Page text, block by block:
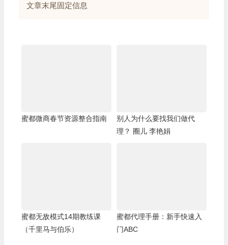
文章末尾固定信息
蜜都微商春节资源整合指南
别人为什么要找我们做代
理？ 圈儿 李艳娟
蜜都无敌模式14期教练课
（千里马与伯乐）
蜜都代理手册：新手快速入
门ABC